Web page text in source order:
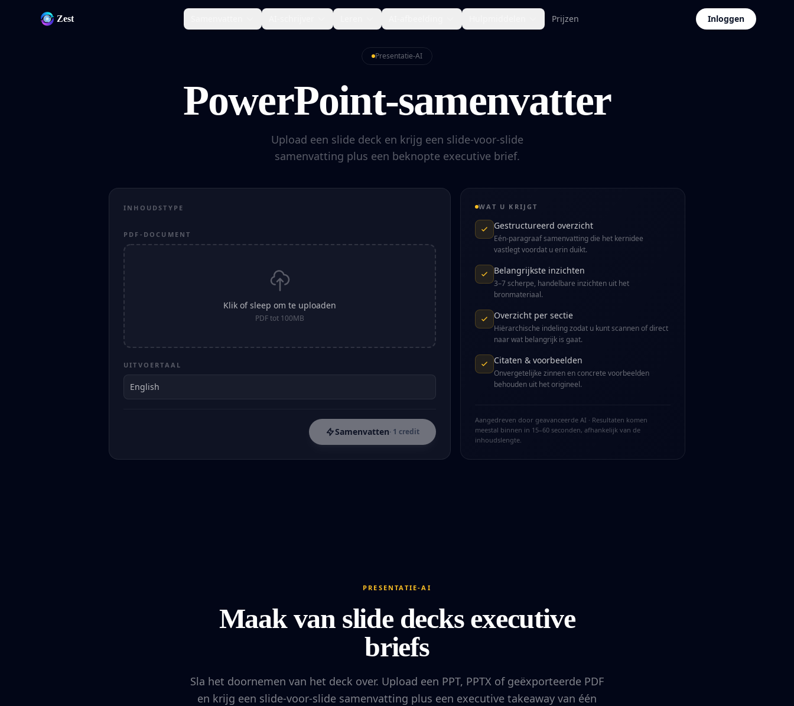
Zest Prijzen Inloggen
Presentatie-AI
PowerPoint-samenvatter
Upload een slide deck en krijg een slide-voor-slide
samenvatting plus een beknopte executive brief.
INHOUDSTYPE
PDF-DOCUMENT
Klik of sleep om te uploaden
PDF tot 100MB
UITVOERTAAL
Samenvatten· 1 credit
WAT U KRIJGT
Gestructureerd overzicht
Eén-paragraaf samenvatting die het kernidee
vastlegt voordat u erin duikt.
Belangrijkste inzichten
3–7 scherpe, handelbare inzichten uit het
bronmateriaal.
Overzicht per sectie
Hiërarchische indeling zodat u kunt scannen of direct
naar wat belangrijk is gaat.
Citaten & voorbeelden
Onvergetelijke zinnen en concrete voorbeelden
behouden uit het origineel.
Aangedreven door geavanceerde AI · Resultaten komen
meestal binnen in 15–60 seconden, afhankelijk van de
inhoudslengte.
PRESENTATIE-AI
Maak van slide decks executive
briefs
Sla het doornemen van het deck over. Upload een PPT, PPTX of geëxporteerde PDF
en krijg een slide-voor-slide samenvatting plus een executive takeaway van één